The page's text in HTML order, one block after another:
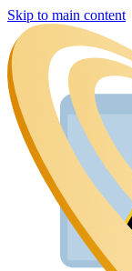
Skip to main content